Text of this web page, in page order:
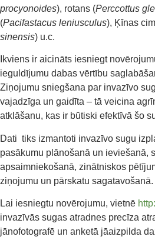
procyonoides), rotans (Perccottus
(Pacifastacus leniusculus), Ķīnas
sinensis) u.c.
Ikviens ir aicināts iesniegt
ieguldījumu dabas vērtību
Ziņojumu sniegšana par invazīvo
vajadzīga un gaidīta – tā veicina
atklāšanu, kas ir būtiski efektīvā šo
Dati tiks izmantoti invazīvo sugu
pasākumu plānošanā un ieviešanā,
apsaimniekošanā, zinātniskos
ziņojumu un pārskatu sagatavošanā.
Lai iesniegtu novērojumu, vietnē
invazīvās sugas atradnes precīza
jānofotografē un anketā jāaizpilda